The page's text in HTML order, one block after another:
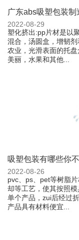
广东abs吸塑包装
2022-08-29
塑化挤出:pp片材是以
混合，汤圆盒，增韧
农业，光滑表面的托
美丽，水果和其他...
吸塑包装有哪些你
2022-08-26
pvc、ps、pet等树脂
却等工艺，使其按照
单个产品，zui后经过
产品具有材料便宜...